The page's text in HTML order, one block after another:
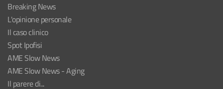
Breaking News
L'opinione personale
Il caso clinico
Spot Ipofisi
AME Slow News
AME Slow News - Aging
Il parere di...